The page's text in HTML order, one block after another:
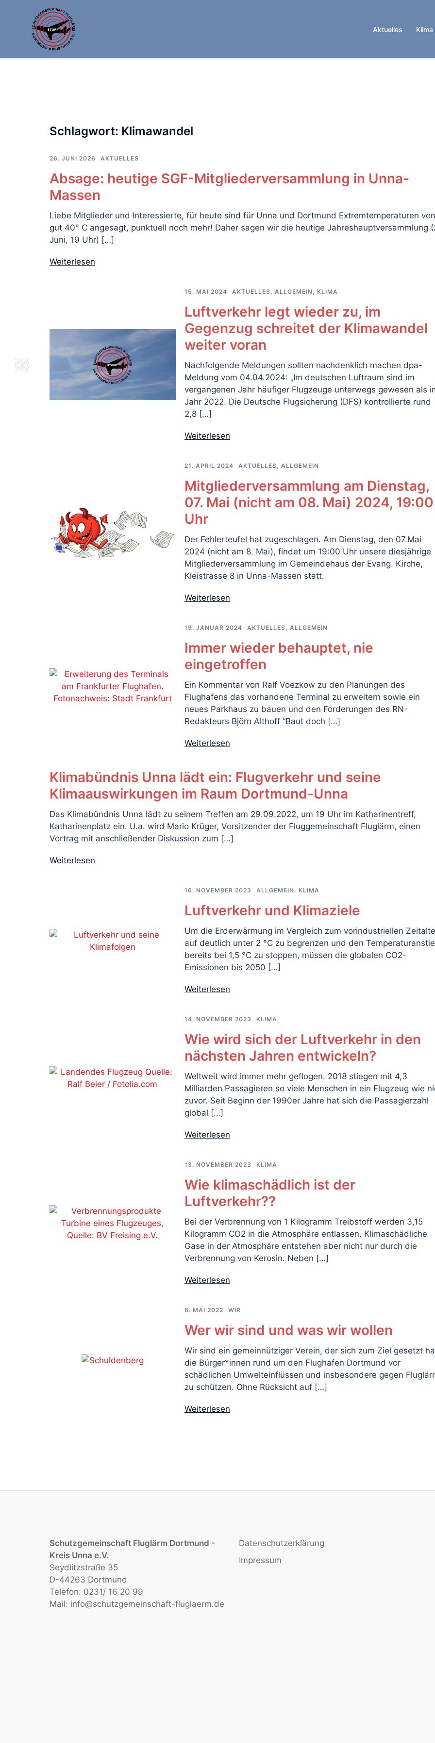
springen
Aktuelles Klima
Schlagwort: Klimawandel
26. JUNI 2026 AKTUELLES
Absage: heutige SGF-Mitgliederversammlung in Unna-
Massen
Liebe Mitglieder und Interessierte, für heute sind für Unna und Dortmund Extremtemperaturen von
gut 40° C angesagt, punktuell noch mehr! Daher sagen wir die heutige Jahreshauptversammlung
Juni, 19 Uhr) […]
Weiterlesen
15. MAI 2024 AKTUELLES, ALLGEMEIN , KLIMA
Luftverkehr legt wieder zu, im
Gegenzug schreitet der Klimawandel
weiter voran
Nachfolgende Meldungen sollten nachdenklich machen dpa-
Meldung vom 04.04.2024: „Im deutschen Luftraum sind im
vergangenen Jahr häufiger Flugzeuge unterwegs gewesen als
Jahr 2022. Die Deutsche Flugsicherung (DFS) kontrollierte rund
2,8 […]
Weiterlesen
21. APRIL 2024 AKTUELLES, ALLGEMEIN
Mitgliederversammlung am Dienstag,
07. Mai (nicht am 08. Mai) 2024, 19:00
Uhr
Der Fehlerteufel hat zugeschlagen. Am Dienstag, den 07.Mai
2024 (nicht am 8. Mai), findet um 19:00 Uhr unsere diesjährige
Mitgliederversammlung im Gemeindehaus der Evang. Kirche,
Kleistrasse 8 in Unna-Massen statt.
Weiterlesen
19. JANUAR 2024 AKTUELLES, ALLGEMEIN
Immer wieder behauptet, nie
eingetroffen
Ein Kommentar von Ralf Voezkow zu den Planungen des
Flughafens das vorhandene Terminal zu erweitern sowie ein
neues Parkhaus zu bauen und den Forderungen des RN-
Redakteurs Björn Althoff “Baut doch […]
Weiterlesen
Klimabündnis Unna lädt ein: Flugverkehr und seine
Klimaauswirkungen im Raum Dortmund-Unna
Das Klimabündnis Unna lädt zu seinem Treffen am 29.09.2022, um 19 Uhr im Katharinentreff,
Katharinenplatz ein. U.a. wird Mario Krüger, Vorsitzender der Fluggemeinschaft Fluglärm, einen
Vortrag mit anschließender Diskussion zum […]
Weiterlesen
16. NOVEMBER 2023 ALLGEMEIN , KLIMA
Luftverkehr und Klimaziele
Um die Erderwärmung im Vergleich zum vorindustriellen
auf deutlich unter 2 °C zu begrenzen und den
bereits bei 1,5 °C zu stoppen, müssen die globalen CO2-
Emissionen bis 2050 […]
Weiterlesen
14. NOVEMBER 2023 KLIMA
Wie wird sich der Luftverkehr in den
nächsten Jahren entwickeln?
Weltweit wird immer mehr geflogen. 2018 stiegen mit 4,3
Milliarden Passagieren so viele Menschen in ein Flugzeug wie
zuvor. Seit Beginn der 1990er Jahre hat sich die Passagierzahl
global […]
Weiterlesen
13. NOVEMBER 2023 KLIMA
Wie klimaschädlich ist der
Luftverkehr??
Bei der Verbrennung von 1 Kilogramm Treibstoff werden 3,15
Kilogramm CO2 in die Atmosphäre entlassen. Klimaschädliche
Gase in der Atmosphäre entstehen aber nicht nur durch die
Verbrennung von Kerosin. Neben […]
Weiterlesen
6. MAI 2022 WIR
Wer wir sind und was wir wollen
Wir sind ein gemeinnütziger Verein, der sich zum Ziel gesetzt
die Bürger*innen rund um den Flughafen Dortmund vor
schädlichen Umwelteinflüssen und insbesondere gegen
zu schützen. Ohne Rücksicht auf […]
Weiterlesen
Schutzgemeinschaft Fluglärm Dortmund -
Kreis Unna e.V.
Seydlitzstraße 35
D-44263 Dortmund
Telefon: 0231/ 16 20 99
Mail: info@schutzgemeinschaft-fluglaerm.de
Datenschutzerklärung
Impressum